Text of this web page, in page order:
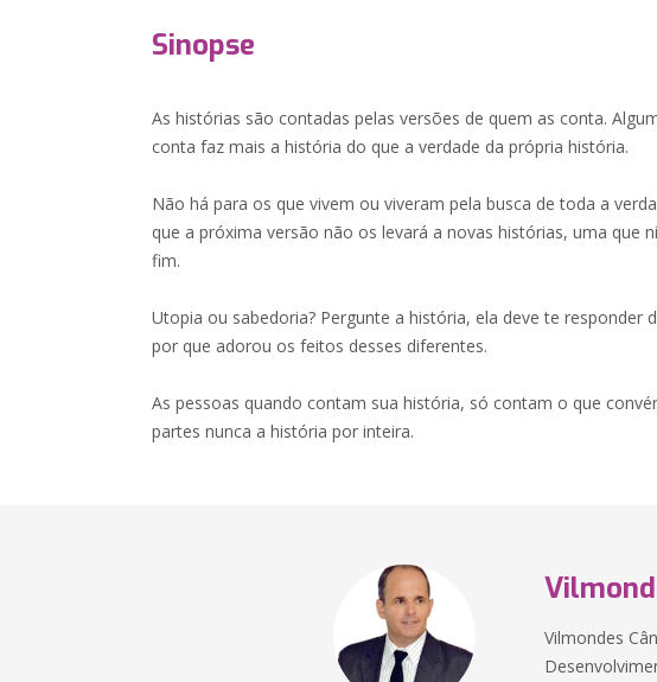
Sinopse
As histórias são contadas pelas versões de quem as conta.
conta faz mais a história do que a verdade da própria história.
Não há para os que vivem ou viveram pela busca de toda a
que a próxima versão não os levará a novas histórias, uma que
fim.
Utopia ou sabedoria? Pergunte a história, ela deve te responder
por que adorou os feitos desses diferentes.
As pessoas quando contam sua história, só contam o que
partes nunca a história por inteira.
Vilmondes